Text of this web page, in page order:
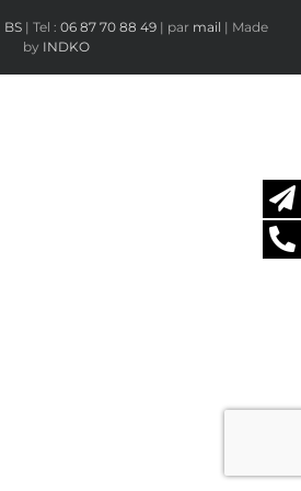
BS | Tel : 06 87 70 88 49 | par mail | Made
by INDKO